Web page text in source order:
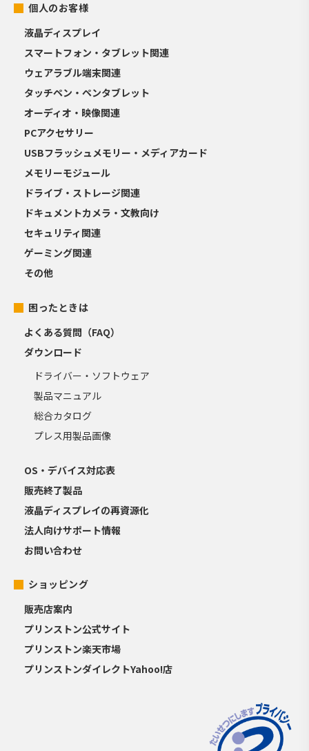
個人のお客様
液晶ディスプレイ
スマートフォン・タブレット関連
ウェアラブル端末関連
タッチペン・ペンタブレット
オーディオ・映像関連
PCアクセサリー
USBフラッシュメモリー・メディアカード
メモリーモジュール
ドライブ・ストレージ関連
ドキュメントカメラ・文教向け
セキュリティ関連
ゲーミング関連
その他
困ったときは
よくある質問（FAQ）
ダウンロード
ドライバー・ソフトウェア
製品マニュアル
総合カタログ
プレス用製品画像
OS・デバイス対応表
販売終了製品
液晶ディスプレイの再資源化
法人向けサポート情報
お問い合わせ
ショッピング
販売店案内
プリンストン公式サイト
プリンストン楽天市場
プリンストンダイレクトYahoo!店